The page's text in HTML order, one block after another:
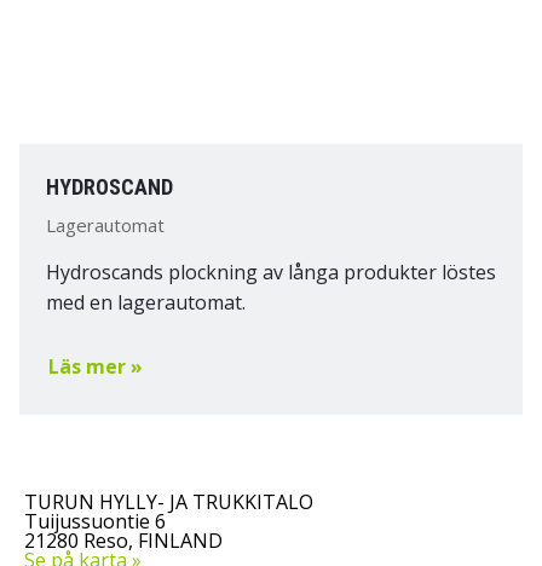
HYDROSCAND
Lagerautomat
Hydroscands plockning av långa produkter löstes
med en lagerautomat.
Läs mer »
TURUN HYLLY- JA TRUKKITALO
Tuijussuontie 6
21280 Reso, FINLAND
Se på karta »